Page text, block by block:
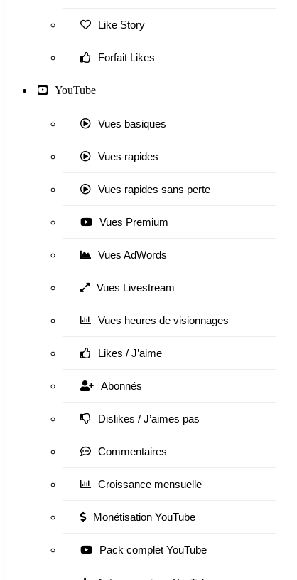
Like Story
Forfait Likes
YouTube
Vues basiques
Vues rapides
Vues rapides sans perte
Vues Premium
Vues AdWords
Vues Livestream
Vues heures de visionnages
Likes / J’aime
Abonnés
Dislikes / J’aimes pas
Commentaires
Croissance mensuelle
Monétisation YouTube
Pack complet YouTube